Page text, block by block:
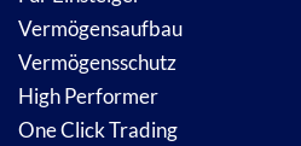
Vermögensaufbau
Vermögensschutz
High Performer
One Click Trading